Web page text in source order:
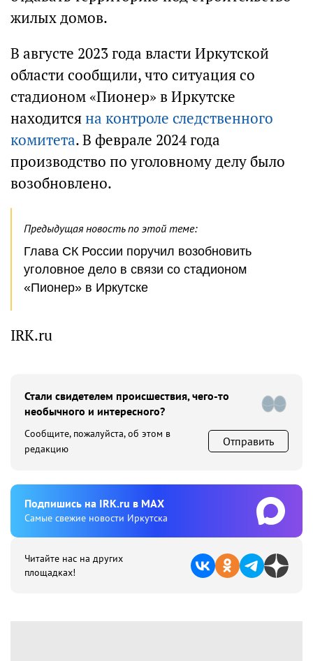
жилых домов.
В августе 2023 года власти Иркутской
области сообщили, что ситуация со
стадионом «Пионер» в Иркутске
находитсяна контроле следственного
комитета. В феврале 2024 года
производство по уголовному делу было
возобновлено.
Предыдущая новость по этой теме:
Глава СК России поручил возобновить
уголовное дело в связи со стадионом
«Пионер» в Иркутске
IRK.ru
Стали свидетелем происшествия, чего-то
необычного и интересного?
Сообщите, пожалуйста, об этом в
редакцию
Отправить
Подпишиcь на IRK.ru в MAX
Cамые свежие новости Иркутска
Читайте нас на других
площадках!